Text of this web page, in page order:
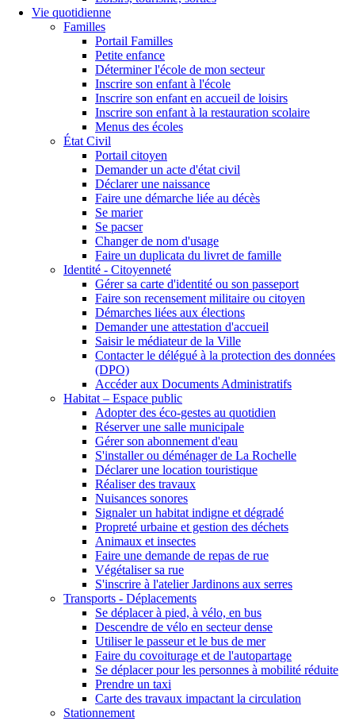
Vie quotidienne
Familles
Portail Familles
Petite enfance
Déterminer l'école de mon secteur
Inscrire son enfant à l'école
Inscrire son enfant en accueil de loisirs
Inscrire son enfant à la restauration scolaire
Menus des écoles
État Civil
Portail citoyen
Demander un acte d'état civil
Déclarer une naissance
Faire une démarche liée au décès
Se marier
Se pacser
Changer de nom d'usage
Faire un duplicata du livret de famille
Identité - Citoyenneté
Gérer sa carte d'identité ou son passeport
Faire son recensement militaire ou citoyen
Démarches liées aux élections
Demander une attestation d'accueil
Saisir le médiateur de la Ville
Contacter le délégué à la protection des données
(DPO)
Accéder aux Documents Administratifs
Habitat – Espace public
Adopter des éco-gestes au quotidien
Réserver une salle municipale
Gérer son abonnement d'eau
S'installer ou déménager de La Rochelle
Déclarer une location touristique
Réaliser des travaux
Nuisances sonores
Signaler un habitat indigne et dégradé
Propreté urbaine et gestion des déchets
Animaux et insectes
Faire une demande de repas de rue
Végétaliser sa rue
S'inscrire à l'atelier Jardinons aux serres
Transports - Déplacements
Se déplacer à pied, à vélo, en bus
Descendre de vélo en secteur dense
Utiliser le passeur et le bus de mer
Faire du covoiturage et de l'autopartage
Se déplacer pour les personnes à mobilité réduite
Prendre un taxi
Carte des travaux impactant la circulation
Stationnement